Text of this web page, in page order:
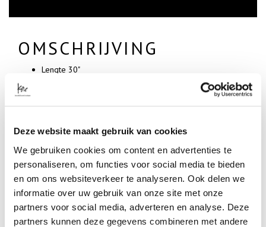
Deze website maakt gebruik van cookies
We gebruiken cookies om content en advertenties te
personaliseren, om functies voor social media te bieden
en om ons websiteverkeer te analyseren. Ook delen we
informatie over uw gebruik van onze site met onze
partners voor social media, adverteren en analyse. Deze
partners kunnen deze gegevens combineren met andere
OMSCHRIJVING
Lengte 30"
SPECIFICATIES
Artikelnummer
Merk
PIECES
Materiaal
69% COTTON/27% POLYESTER/2% VISCOSE/2% ELASTANE
- Klanten beoordelen Kae met een 5/5